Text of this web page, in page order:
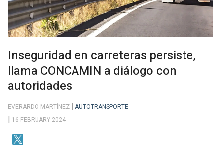
Inseguridad en carreteras persiste,
llama CONCAMIN a diálogo con
autoridades
EVERARDO MARTÍNEZ
AUTOTRANSPORTE
16 FEBRUARY 2024